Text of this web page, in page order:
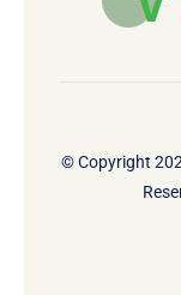
© Copyright